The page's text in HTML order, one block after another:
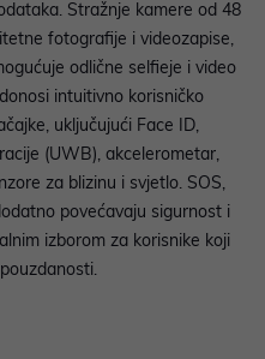
Stražnje kamere od 48
fotografije i videozapise,
odlične selfieje i video
intuitivno korisničko
uključujući Face ID,
(UWB), akcelerometar,
za blizinu i svjetlo. SOS,
povećavaju sigurnost i
izborom za korisnike koji